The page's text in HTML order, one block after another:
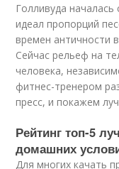
Голливуда
идеал пропорций
времен античности
Сейчас рельеф на
человека,
фитнес-тренером
пресс, и покажем
Рейтинг топ-5
домашних
Для многих качать